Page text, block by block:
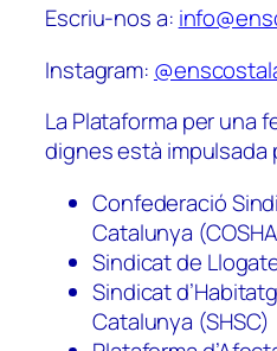
Escriu-nos a:
Instagram:
La Plataforma per una
dignes està impulsada
Confederació
Catalunya
Sindicat de
Sindicat
Catalunya (SHSC)